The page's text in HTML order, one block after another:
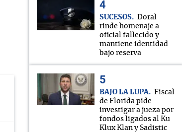
SUCESOS
Doral
rinde homenaje a
oficial fallecido y
mantiene identidad
bajo reserva
BAJO LA LUPA
Fiscal
de Florida pide
investigar a jueza por
fondos ligados al Ku
Klux Klan y Sadistic